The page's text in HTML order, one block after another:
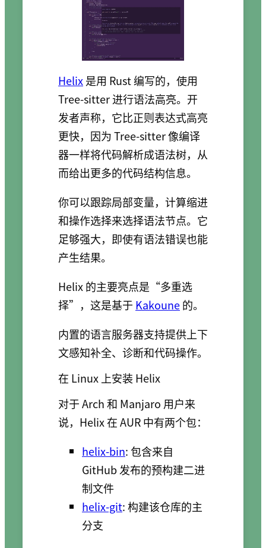
Helix是用 Rust 编写的，使用
Tree-sitter 进行语法高亮。开
发者声称，它比正则表达式高亮
更快，因为 Tree-sitter 像编译
器一样将代码解析成语法树，从
而给出更多的代码结构信息。
你可以跟踪局部变量，计算缩进
和操作选择来选择语法节点。它
足够强大，即使有语法错误也能
产生结果。
Helix 的主要亮点是“多重选
择”，这是基于 Kakoune的。
内置的语言服务器支持提供上下
文感知补全、诊断和代码操作。
在 Linux 上安装 Helix
对于 Arch 和 Manjaro 用户来
说，Helix 在 AUR 中有两个包：
helix-bin: 包含来自
GitHub 发布的预构建二进
制文件
helix-git: 构建该仓库的主
分支